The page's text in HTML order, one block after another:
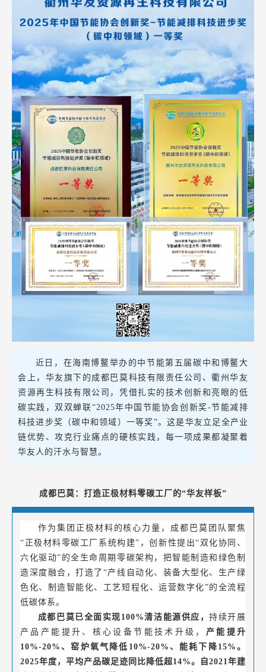
近日，在海南博鳌举办的中节能第五届碳中和博鳌大
会上，华友旗下的成都巴莫科技有限责任公司、衢州华友
资源再生科技有限公司，凭借扎实的技术创新和亮眼的低
碳实践，双双蝉联“2025年中国节能协会创新奖-节能减排
科技进步奖（碳中和领域）一等奖”。这是华友立足全产业
链优势、攻克行业痛点的硬核实践，每一项成果都凝聚着
华友人的汗水与智慧。
成都巴莫：打造正极材料零碳工厂的“华友样板”
作为集团正极材料的核心力量，成都巴莫团队聚焦
“正极材料零碳工厂系统构建”，创新性提出“双化协同、
六化驱动”的全生命周期零碳架构，把智能制造和绿色制
造深度融合，打造了“产线自动化、装备大型化、生产绿
色化、制造智能化、工艺短程化、运营数字化”的全流程
低碳体系。
成都巴莫已全面实现100%清洁能源供应，持续开展
产品产能提升、核心设备节能技术升级， 产能提升
10%-20%、窑炉氧气降低10%-20%、能耗下降15%。
2025年度，平均产品碳足迹同比降低超14%。自2021年建